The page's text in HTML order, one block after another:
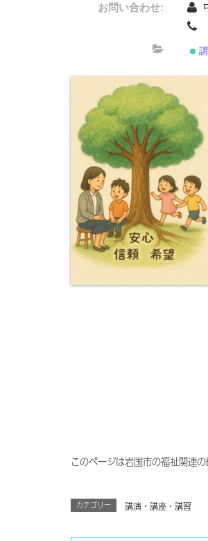
お問い合わせ:
このページは岩国市の福祉関連
カテゴリー 講演・講座・講習